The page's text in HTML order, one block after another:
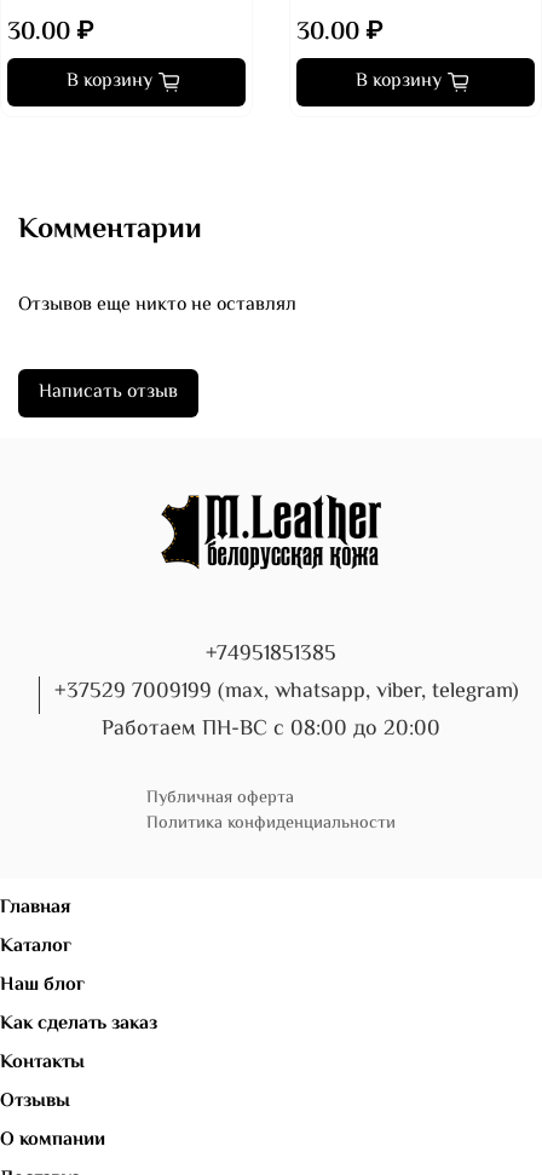
30.00 ₽
В корзину
30.00 ₽
В корзину
Комментарии
Отзывов еще никто не оставлял
Написать отзыв
+74951851385
+37529 7009199 (max, whatsapp, viber, telegram)
Работаем ПН-ВС с 08:00 до 20:00
Публичная оферта
Политика конфиденциальности
Главная
Каталог
Наш блог
Как сделать заказ
Контакты
Отзывы
О компании